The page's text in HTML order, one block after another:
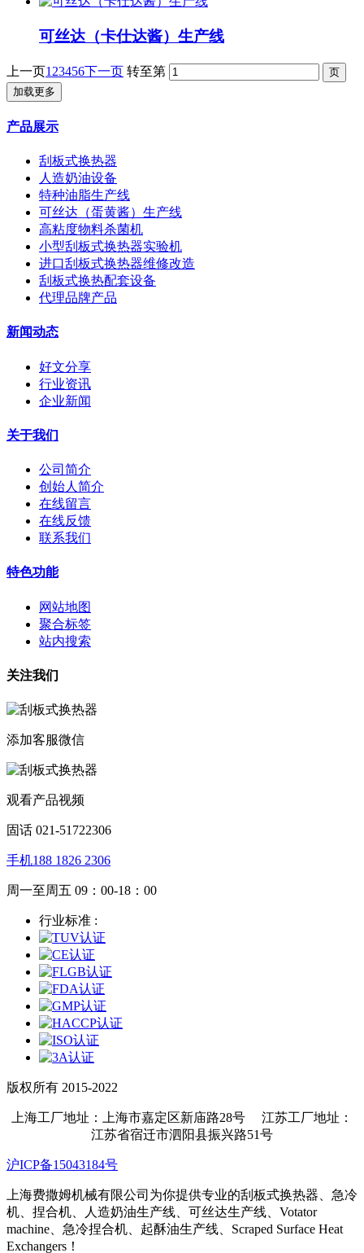
可丝达（卡仕达酱）生产线
上一页1 23456下一页 转至第
加载更多
产品展示
刮板式换热器
人造奶油设备
特种油脂生产线
可丝达（蛋黄酱）生产线
高粘度物料杀菌机
小型刮板式换热器实验机
进口刮板式换热器维修改造
刮板式换热配套设备
代理品牌产品
新闻动态
好文分享
行业资讯
企业新闻
关于我们
公司简介
创始人简介
在线留言
在线反馈
联系我们
特色功能
网站地图
聚合标签
站内搜索
关注我们
添加客服微信
观看产品视频
固话 021-51722306
手机188 1826 2306
周一至周五 09：00-18：00
行业标准 :
版权所有 2015-2022
上海工厂地址：上海市嘉定区新庙路28号 江苏工厂地址：
江苏省宿迁市泗阳县振兴路51号
沪ICP备15043184号
上海费撒姆机械有限公司为你提供专业的刮板式换热器、急冷
机、捏合机、人造奶油生产线、可丝达生产线、Votator
machine、急冷捏合机、起酥油生产线、Scraped Surface Heat
Exchangers！